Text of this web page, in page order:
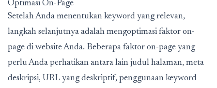
Optimasi On-Page
Setelah Anda menentukan keyword yang relevan,
langkah selanjutnya adalah mengoptimasi faktor on-
page di website Anda. Beberapa faktor on-page yang
perlu Anda perhatikan antara lain judul halaman, meta
deskripsi, URL yang deskriptif, penggunaan keyword